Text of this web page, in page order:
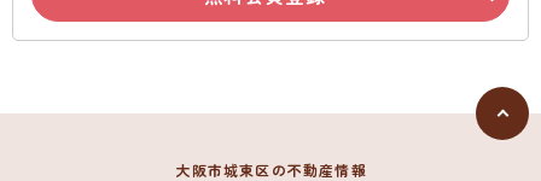
大阪市城東区の不動産情報